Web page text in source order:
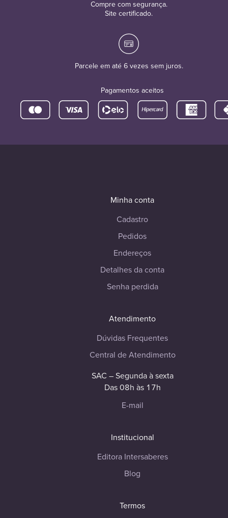
Compre com segurança.
Site certificado.
Parcele em até 6 vezes sem juros.
Pagamentos aceitos
Minha conta
Cadastro
Pedidos
Endereços
Detalhes da conta
Senha perdida
Atendimento
Dúvidas Frequentes
Central de Atendimento
SAC – Segunda à sexta
Das 08h às 17h
E-mail
Institucional
Editora Intersaberes
Blog
Termos